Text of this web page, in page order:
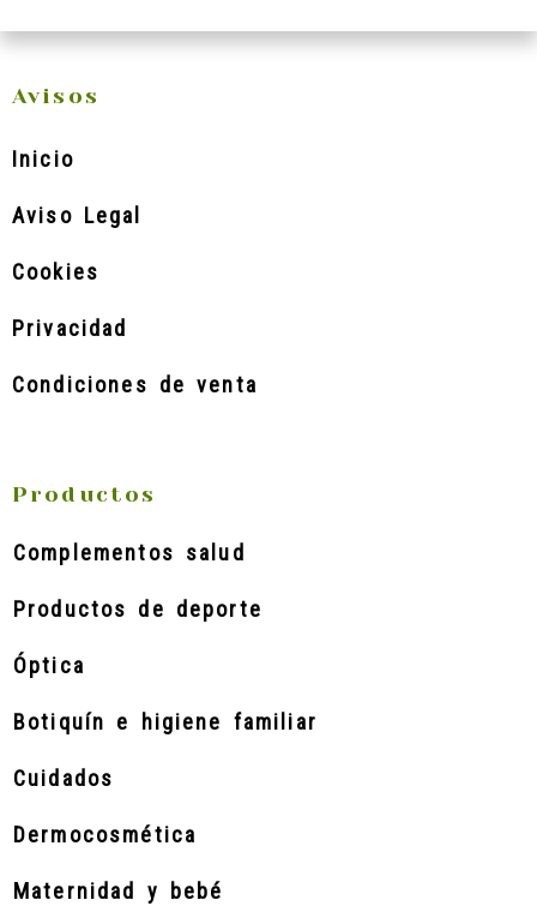
Avisos
Inicio
Aviso Legal
Cookies
Privacidad
Condiciones de venta
Productos
Complementos salud
Productos de deporte
Óptica
Botiquín e higiene familiar
Cuidados
Dermocosmética
Maternidad y bebé